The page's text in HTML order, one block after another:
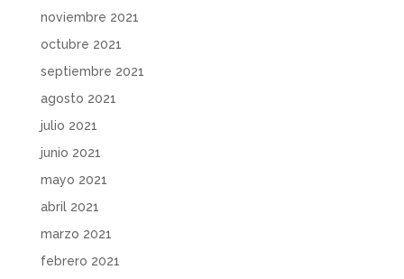
noviembre 2021
octubre 2021
septiembre 2021
agosto 2021
julio 2021
junio 2021
mayo 2021
abril 2021
marzo 2021
febrero 2021